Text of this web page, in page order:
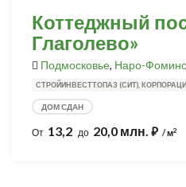
Коттеджный
Глаголево»
Подмосковье, Наро-
СТРОЙИНВЕСТТОПАЗ (СИТ),
ДОМ СДАН
От 13,2 до 20,0 млн. ⃏ / м2